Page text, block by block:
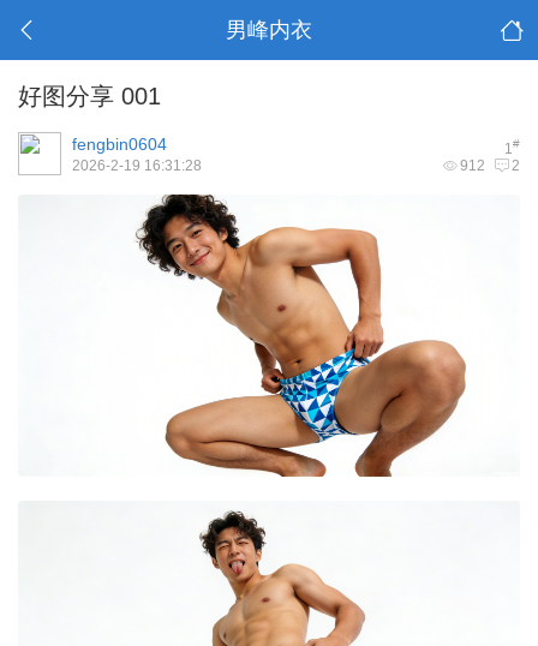
男峰内衣
好图分享 001
1#
fengbin0604
912 2
2026-2-19 16:31:28